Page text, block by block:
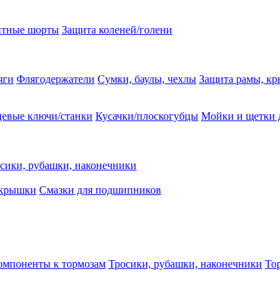
шорты Защита коленей/голени
Флягодержатели Сумки, баулы, чехлы Защита рамы,
ключи/станки Кусачки/плоскогубцы Мойки и щетки
рубашки, наконечники
Смазки для подшипников
к тормозам Тросики, рубашки, наконечники